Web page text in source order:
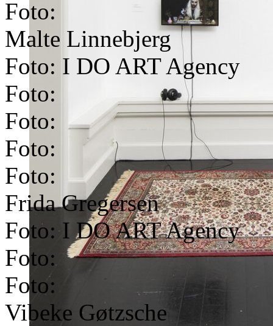
Foto:
Malte Linnebjerg
Foto: I DO ART Agency
Foto:
Foto:
Foto:
Foto:
Frida Gregersen
Foto: I DO ART Agency
Foto:
Foto:
Vibeke Gøtzsche